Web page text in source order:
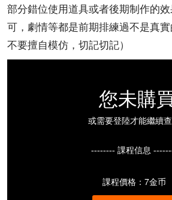
部分錯位使用道具或者後期制作的
可，劇情等都是前期排練過不是真
不要擅自模仿，切記切記）
您未購
或需要登陸才能繼續
-------- 課程信息
課程價格：7金币